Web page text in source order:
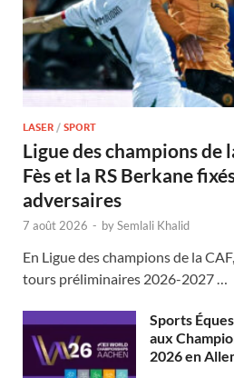
LASER / SPORT
Ligue des champions de
Fès et la RS Berkane
adversaires
7 août 2026 - bySemlali Khalid
En Ligue des champions de la
tours préliminaires 2026-2027 …
Sports
aux
2026 en